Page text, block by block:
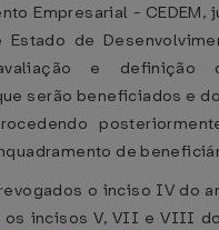
Empresarial - CEDEM,
Estado de
e definição
serão beneficiados e
de
o inciso IV do
os incisos V, VII e VIII